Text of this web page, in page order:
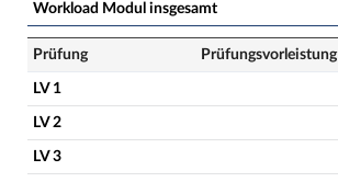
Workload Modul insgesamt
Prüfung Prüfungsvorleistung
LV 1
LV 2
LV 3